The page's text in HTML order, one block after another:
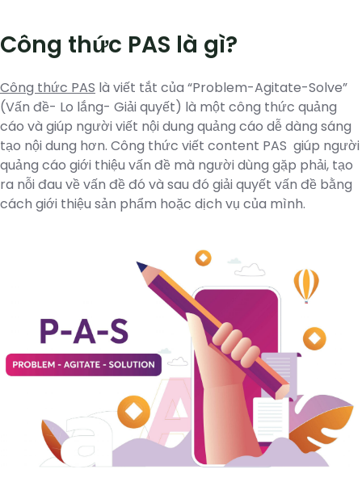
​​Công thức PAS là gì?
Công thức PAS là viết tắt của “Problem-Agitate-Solve”
(Vấn đề- Lo lắng- Giải quyết) là một công thức quảng
cáo và giúp người viết nội dung quảng cáo dễ dàng sáng
tạo nội dung hơn. Công thức viết content PAS giúp người
quảng cáo giới thiệu vấn đề mà người dùng gặp phải, tạo
ra nỗi đau về vấn đề đó và sau đó giải quyết vấn đề bằng
cách giới thiệu sản phẩm hoặc dịch vụ của mình.